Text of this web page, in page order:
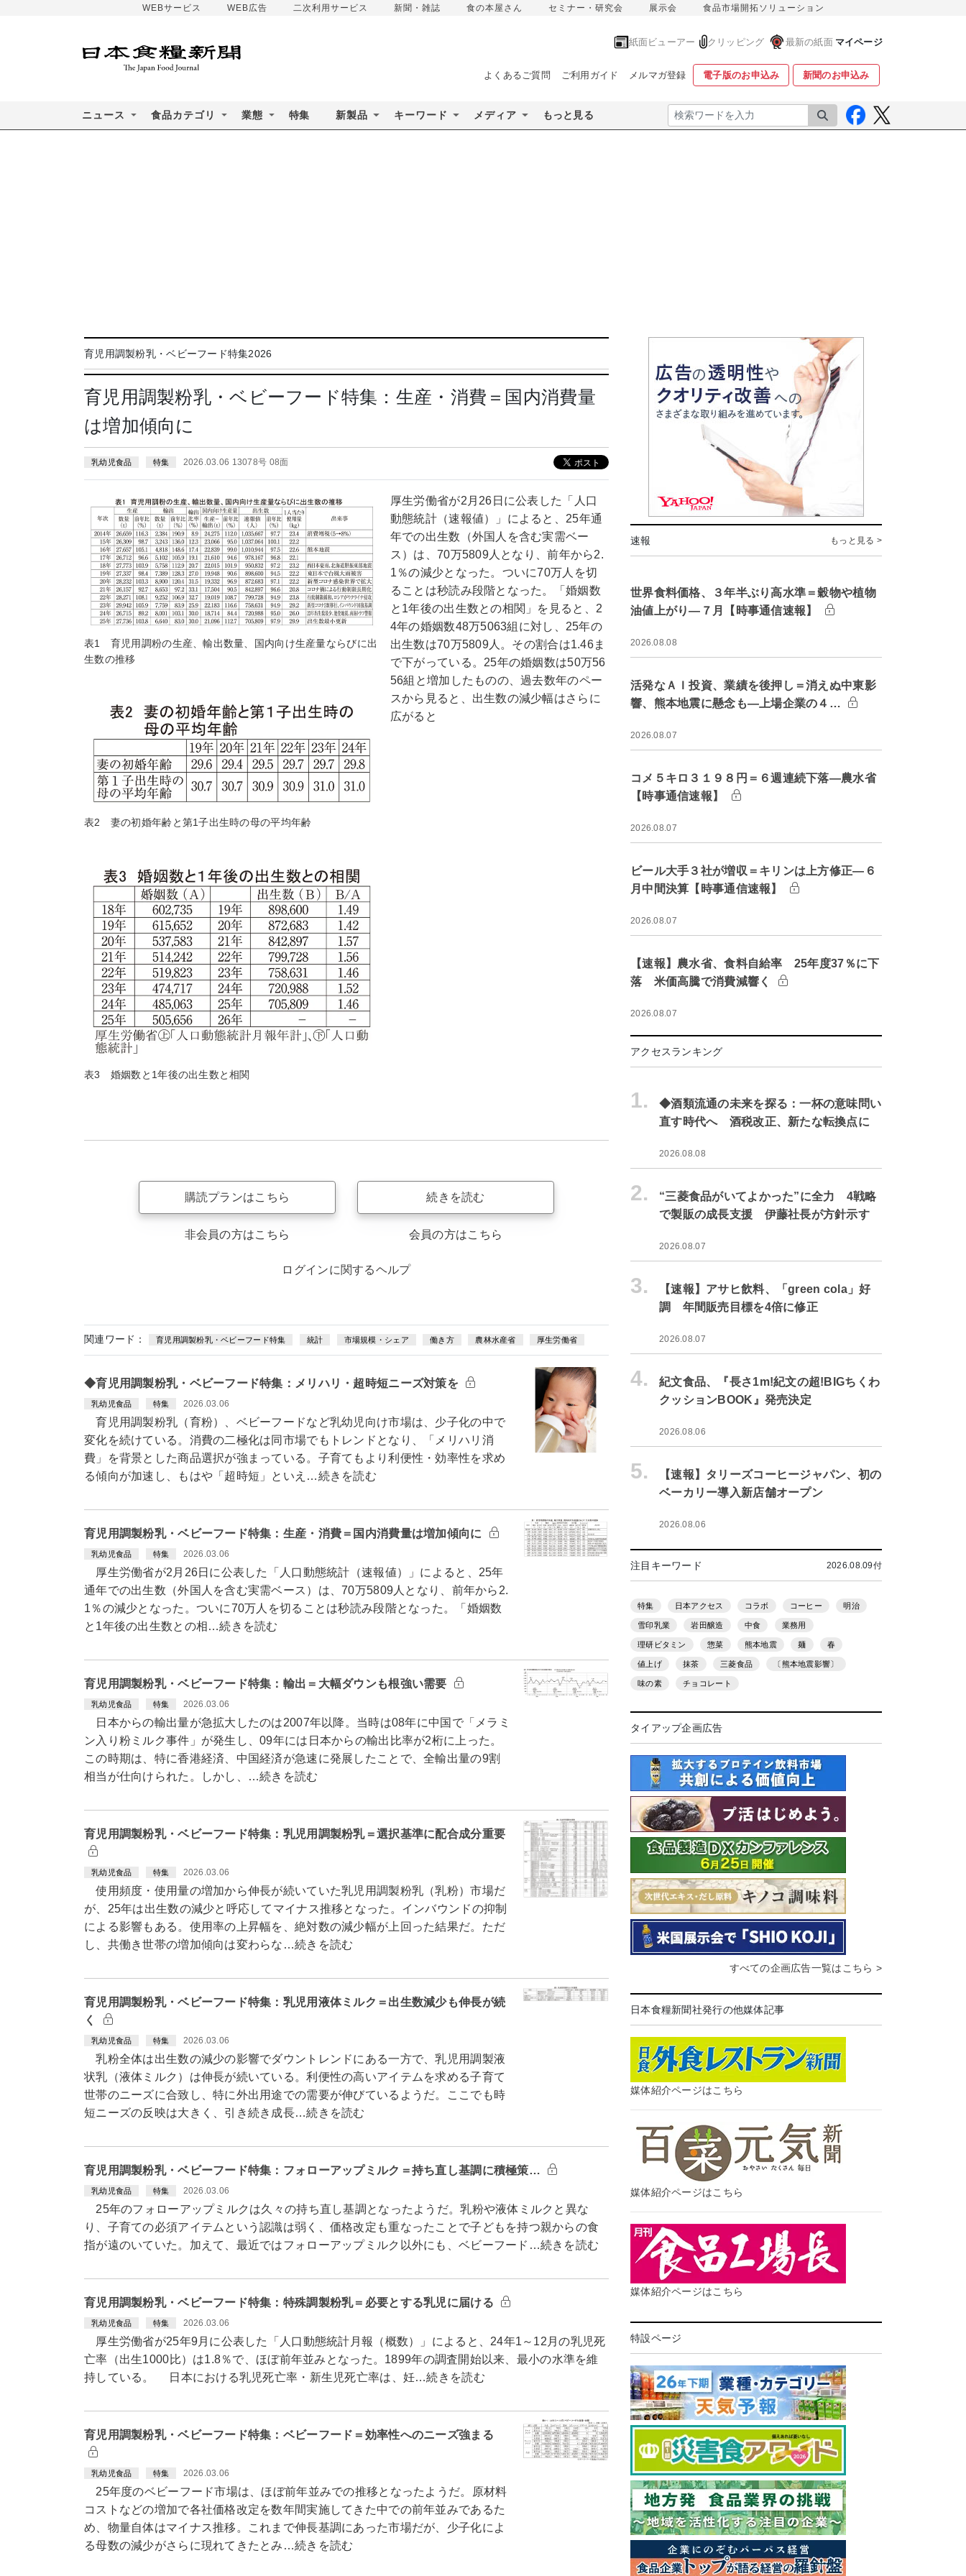
WEBサービス WEB広告 二次利用サービス 新聞・雑誌 食の本屋さん セミナー・研究会 展示会 食品市場開拓ソリューション
紙面ビューアー クリッピング 最新の紙面 マイページ
よくあるご質問 ご利用ガイド メルマガ登録 電子版のお申込み 新聞のお申込み
ニュース 食品カテゴリ 業態 特集 新製品 キーワード メディア もっと見る 検索
育児用調製粉乳・ベビーフード特集2026
育児用調製粉乳・ベビーフード特集：生産・消費＝国内消費量
は増加傾向に
乳幼児食品 特集 2026.03.06 13078号 08面
表1 育児用調粉の生産、輸出数量、国内向け生産量ならびに出
生数の推移
表2 妻の初婚年齢と第1子出生時の母の平均年齢
表3 婚姻数と1年後の出生数と相関
厚生労働省が2月26日に公表した「人口
動態統計（速報値）」によると、25年通
年での出生数（外国人を含む実需ベー
ス）は、70万5809人となり、前年から2.
1％の減少となった。ついに70万人を切
ることは秒読み段階となった。「婚姻数
と1年後の出生数との相関」を見ると、2
4年の婚姻数48万5063組に対し、25年の
出生数は70万5809人。その割合は1.46ま
で下がっている。25年の婚姻数は50万56
56組と増加したものの、過去数年のペー
スから見ると、出生数の減少幅はさらに
広がると
購読プランはこちら
非会員の方はこちら
続きを読む
会員の方はこちら
ログインに関するヘルプ
関連ワード： 育児用調製粉乳・ベビーフード特集 統計 市場規模・シェア 働き方 農林水産省 厚生労働省
◆育児用調製粉乳・ベビーフード特集：メリハリ・超時短ニーズ対策を
乳幼児食品 特集 2026.03.06
育児用調製粉乳（育粉）、ベビーフードなど乳幼児向け市場は、少子化の中で
変化を続けている。消費の二極化は同市場でもトレンドとなり、「メリハリ消
費」を背景とした商品選択が強まっている。子育てもより利便性・効率性を求め
る傾向が加速し、もはや「超時短」といえ…続きを読む
育児用調製粉乳・ベビーフード特集：生産・消費＝国内消費量は増加傾向に
乳幼児食品 特集 2026.03.06
厚生労働省が2月26日に公表した「人口動態統計（速報値）」によると、25年
通年での出生数（外国人を含む実需ベース）は、70万5809人となり、前年から2.
1％の減少となった。ついに70万人を切ることは秒読み段階となった。「婚姻数
と1年後の出生数との相…続きを読む
育児用調製粉乳・ベビーフード特集：輸出＝大幅ダウンも根強い需要
乳幼児食品 特集 2026.03.06
日本からの輸出量が急拡大したのは2007年以降。当時は08年に中国で「メラミ
ン入り粉ミルク事件」が発生し、09年には日本からの輸出比率が2桁に上った。
この時期は、特に香港経済、中国経済が急速に発展したことで、全輸出量の9割
相当が仕向けられた。しかし、…続きを読む
育児用調製粉乳・ベビーフード特集：乳児用調製粉乳＝選択基準に配合成分重要
乳幼児食品 特集 2026.03.06
使用頻度・使用量の増加から伸長が続いていた乳児用調製粉乳（乳粉）市場だ
が、25年は出生数の減少と呼応してマイナス推移となった。インバウンドの抑制
による影響もある。使用率の上昇幅を、絶対数の減少幅が上回った結果だ。ただ
し、共働き世帯の増加傾向は変わらな…続きを読む
育児用調製粉乳・ベビーフード特集：乳児用液体ミルク＝出生数減少も伸長が続
く
乳幼児食品 特集 2026.03.06
乳粉全体は出生数の減少の影響でダウントレンドにある一方で、乳児用調製液
状乳（液体ミルク）は伸長が続いている。利便性の高いアイテムを求める子育て
世帯のニーズに合致し、特に外出用途での需要が伸びているようだ。ここでも時
短ニーズの反映は大きく、引き続き成長…続きを読む
育児用調製粉乳・ベビーフード特集：フォローアップミルク＝持ち直し基調に積極策…
乳幼児食品 特集 2026.03.06
25年のフォローアップミルクは久々の持ち直し基調となったようだ。乳粉や液体ミルクと異な
り、子育ての必須アイテムという認識は弱く、価格改定も重なったことで子どもを持つ親からの食
指が遠のいていた。加えて、最近ではフォローアップミルク以外にも、ベビーフード…続きを読む
育児用調製粉乳・ベビーフード特集：特殊調製粉乳＝必要とする乳児に届ける
乳幼児食品 特集 2026.03.06
厚生労働省が25年9月に公表した「人口動態統計月報（概数）」によると、24年1～12月の乳児死
亡率（出生1000比）は1.8％で、ほぼ前年並みとなった。1899年の調査開始以来、最小の水準を維
持している。 日本における乳児死亡率・新生児死亡率は、妊…続きを読む
育児用調製粉乳・ベビーフード特集：ベビーフード＝効率性へのニーズ強まる
乳幼児食品 特集 2026.03.06
25年度のベビーフード市場は、ほぼ前年並みでの推移となったようだ。原材料
コストなどの増加で各社価格改定を数年間実施してきた中での前年並みであるた
め、物量自体はマイナス推移。これまで伸長基調にあった市場だが、少子化によ
る母数の減少がさらに現れてきたとみ…続きを読む
速報 もっと見る >
世界食料価格、３年半ぶり高水準＝穀物や植物
油値上がり―７月【時事通信速報】
2026.08.08
活発なＡＩ投資、業績を後押し＝消えぬ中東影
響、熊本地震に懸念も―上場企業の４…
2026.08.07
コメ５キロ３１９８円＝６週連続下落―農水省
【時事通信速報】
2026.08.07
ビール大手３社が増収＝キリンは上方修正―６
月中間決算【時事通信速報】
2026.08.07
【速報】農水省、食料自給率 25年度37％に下
落 米価高騰で消費減響く
2026.08.07
アクセスランキング
1.
◆酒類流通の未来を探る：一杯の意味問い
直す時代へ 酒税改正、新たな転換点に
2026.08.08
2.
“三菱食品がいてよかった”に全力 4戦略
で製販の成長支援 伊藤社長が方針示す
2026.08.07
3.
【速報】アサヒ飲料、「green cola」好
調 年間販売目標を4倍に修正
2026.08.07
4.
紀文食品、『長さ1m!紀文の超!BIGちくわ
クッションBOOK』発売決定
2026.08.06
5.
【速報】タリーズコーヒージャパン、初の
ベーカリー導入新店舗オープン
2026.08.06
注目キーワード 2026.08.09付
特集 日本アクセス コラボ コーヒー 明治
雪印乳業 岩田醸造 中食 業務用
理研ビタミン 惣菜 熊本地震 麺 春
値上げ 抹茶 三菱食品 〔熊本地震影響〕
味の素 チョコレート
タイアップ企画広告
すべての企画広告一覧はこちら >
日本食糧新聞社発行の他媒体記事
媒体紹介ページはこちら
媒体紹介ページはこちら
媒体紹介ページはこちら
特設ページ